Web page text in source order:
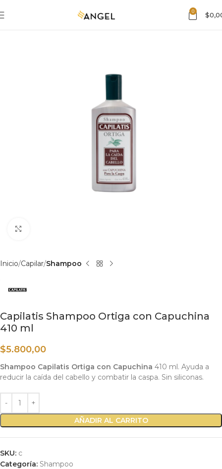
0 $
Inicio Capilar Shampoo
Capilatis Shampoo Ortiga con Capuchina
410 ml
$5.800,00
Shampoo Capilatis Ortiga con Capuchina 410 ml. Ayuda a
reducir la caída del cabello y combatir la caspa. Sin siliconas.
AÑADIR AL CARRITO
SKU: c
Categoría: Shampoo